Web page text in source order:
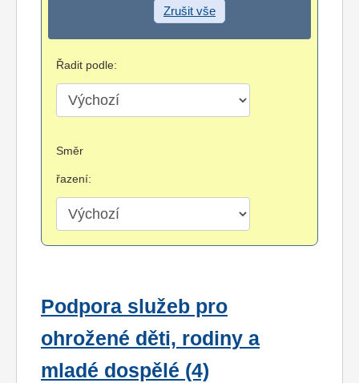
Zrušit vše
Řadit podle:
Směr
řazení:
Podpora služeb pro
ohrožené děti, rodiny a
mladé dospělé (4)